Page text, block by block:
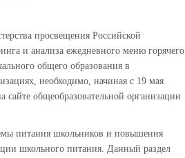
просвещения Российской
и анализа ежедневного меню горячего
общего образования в
необходимо, начиная с 19 мая
сайте общеобразовательной организации
питания школьников и повышения
школьного питания. Данный раздел